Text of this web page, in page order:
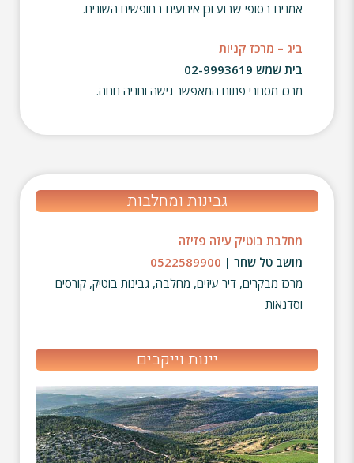
אמנים בסופי שבוע וכן אירועים בחופשים השונים.
ביג – מרכז קניות
בית שמש 02-9993619
מרכז מסחרי פתוח המאפשר גישה וחניה נוחה.
גבינות ומחלבות
מחלבת בוטיק עיזה פזיזה
מושב טל שחר | 0522589900
מרכז מבקרים, דיר עיזים, מחלבה, גבינות בוטיק, קורסים
וסדנאות
יינות וייקבים